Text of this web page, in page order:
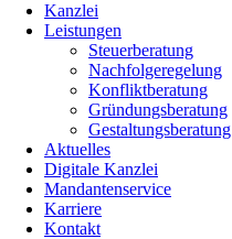
Kanzlei
Leistungen
Steuerberatung
Nachfolgeregelung
Konfliktberatung
Gründungsberatung
Gestaltungsberatung
Aktuelles
Digitale Kanzlei
Mandantenservice
Karriere
Kontakt